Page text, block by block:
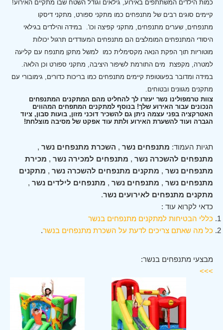
כמות הילדים המשתתפים באירוע, גילאים וגודל השטח שבו מתקיים האירוע!
קיימים סוגים רבים של מתנפחים כמו מתקני ספורט, מתקני דיסקו
מתנפחים, שערים מתנפחים, מתקני קפיצה וכו'. במידה והילדים בגילאי
היסודי המתנפחים המומלצים הם מתנפחים המעודדים תרגול יכולות
מוטוריות תוך הפקת הנאה מקסימלית כמו למשל מתקן מתנפח עם קליעה
למטרה, מקפצת מים התורמת לשיפור היציבה, מתקני ספורט וכן הלאה.
במידה ומדובר בפעוטופת קיימים מתנפחים כמו בריכות כדורים, גימובורי עם
מתקנים מגוונים ובטוחים.
צוות טרמפולינו נשר יעזרו לך להחליט מהם המתקנים המתנפחים
הנכונים עבור האירוע שלך! בנוסף למתקנים המתפחים המהווים
האטרקציה בפני עצמה ניתן גם להשכיר דוכני מזון, בועות סבון, ציוד
הגברה ועוד להשערת האירוע ולתת עוד אפקט של מסיבה מוצלחת!
תגיות העמוד: מתנפחים נשר , השכרת מתנפחים נשר ,
מתנפחים להשכרה נשר , מתנפחים למכירה נשר , מכירת
מתנפחים נשר , מתקנים מתנפחים להשכרה נשר , מתקנים
מתנפחים נשר , מתנפחים נשר , מתנפחים לילדים נשר ,
מתקנים מתנפחים לאירועים נשר.
כדאי לקרוא עוד :
כללי הבטיחות למתקנים מתנפחים בנשר
כל מה שאתם צריכים לדעת על השכרת מתנפחים בנשר.
מבצעי מתנפחים בנשר:
>>>